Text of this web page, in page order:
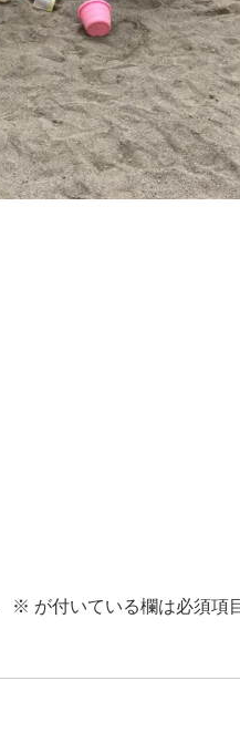
※ が付いている欄は必須項